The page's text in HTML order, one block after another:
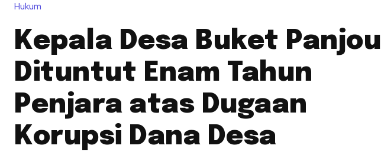
Hukum
Kepala Desa Buket Panjou
Dituntut Enam Tahun
Penjara atas Dugaan
Korupsi Dana Desa